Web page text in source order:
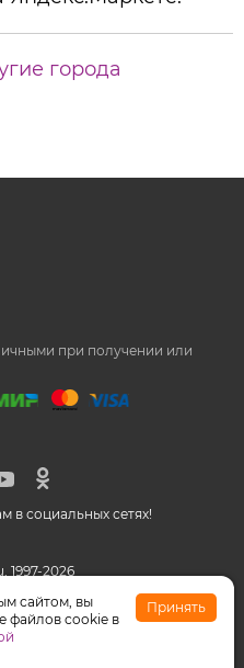
города
в социальных сетях!
1997-2026
при получении или
Meta, признанной
территории РФ
сайтом, вы
файлов cookie в
Принять